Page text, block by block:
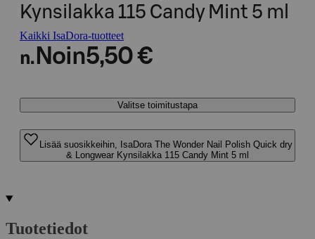
Kynsilakka 115 Candy Mint 5 ml
Kaikki IsaDora-tuotteet
n. Noin5,50 €
Valitse toimitustapa
Lisää suosikkeihin, IsaDora The Wonder Nail Polish Quick dry
& Longwear Kynsilakka 115 Candy Mint 5 ml
Tuotetiedot